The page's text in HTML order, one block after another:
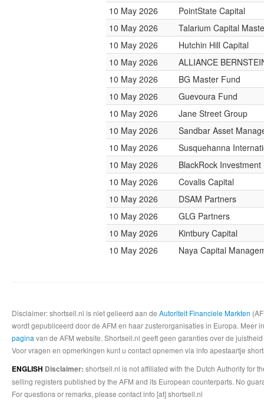
10 May 2026
PointState Capital
10 May 2026
Talarium Capital
10 May 2026
Hutchin Hill Capital
10 May 2026
ALLIANCE
10 May 2026
BG Master Fund
10 May 2026
Guevoura Fund
10 May 2026
Jane Street Group
10 May 2026
Sandbar Asset
10 May 2026
Susquehanna
10 May 2026
BlackRock
10 May 2026
Covalis Capital
10 May 2026
DSAM Partners
10 May 2026
GLG Partners
10 May 2026
Kintbury Capital
10 May 2026
Naya Capital
Disclaimer: shortsell.nl is niet gelieerd aan de Autoriteit Financiele Markten
wordt gepubliceerd door de AFM en haar zusterorganisaties in Europa.
pagina van de AFM website. Shortsell.nl geeft geen garanties over de
Voor vragen en opmerkingen kunt u contact opnemen via info apestaartje
ENGLISH Disclaimer: shortsell.nl is not affiliated with the Dutch Authority for
selling registers published by the AFM and its European counterparts. No
For questions or remarks, please contact info [at] shortsell.nl